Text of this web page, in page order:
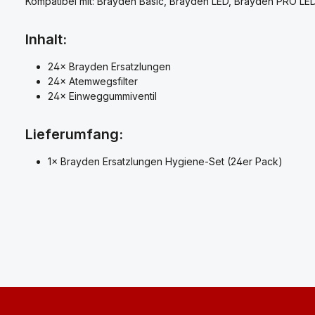
Inhalt:
24× Brayden Ersatzlungen
24× Atemwegsfilter
24× Einweggummiventil
Lieferumfang:
1× Brayden Ersatzlungen Hygiene-Set (24er Pack)